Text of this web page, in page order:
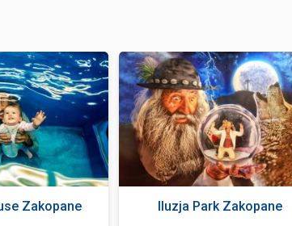
Zakopane Iluzja Park Zakopane